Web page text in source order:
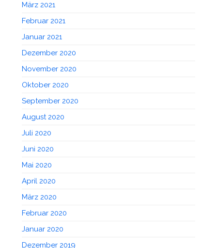
März 2021
Februar 2021
Januar 2021
Dezember 2020
November 2020
Oktober 2020
September 2020
August 2020
Juli 2020
Juni 2020
Mai 2020
April 2020
März 2020
Februar 2020
Januar 2020
Dezember 2019